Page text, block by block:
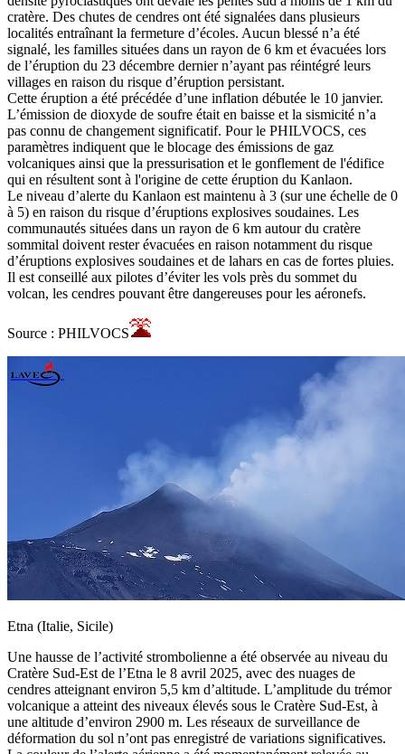
cratère. Des chutes de cendres ont été signalées dans plusieurs
localités entraînant la fermeture d’écoles. Aucun blessé n’a été
signalé, les familles situées dans un rayon de 6 km et évacuées lors
de l’éruption du 23 décembre dernier n’ayant pas réintégré leurs
villages en raison du risque d’éruption persistant.
Cette éruption a été précédée d’une inflation débutée le 10 janvier.
L’émission de dioxyde de soufre était en baisse et la sismicité n’a
pas connu de changement significatif. Pour le PHILVOCS, ces
paramètres indiquent que le blocage des émissions de gaz
volcaniques ainsi que la pressurisation et le gonflement de l'édifice
qui en résultent sont à l'origine de cette éruption du Kanlaon.
Le niveau d’alerte du Kanlaon est maintenu à 3 (sur une échelle de 0
à 5) en raison du risque d’éruptions explosives soudaines. Les
communautés situées dans un rayon de 6 km autour du cratère
sommital doivent rester évacuées en raison notamment du risque
d’éruptions explosives soudaines et de lahars en cas de fortes pluies.
Il est conseillé aux pilotes d’éviter les vols près du sommet du
volcan, les cendres pouvant être dangereuses pour les aéronefs.
Source : PHILVOCS
Etna (Italie, Sicile)
Une hausse de l’activité strombolienne a été observée au niveau du
Cratère Sud-Est de l’Etna le 8 avril 2025, avec des nuages de
cendres atteignant environ 5,5 km d’altitude. L’amplitude du trémor
volcanique a atteint des niveaux élevés sous le Cratère Sud-Est, à
une altitude d’environ 2900 m. Les réseaux de surveillance de
déformation du sol n’ont pas enregistré de variations significatives.